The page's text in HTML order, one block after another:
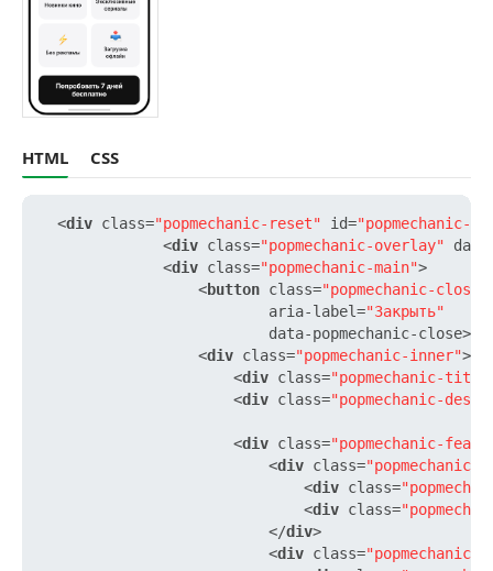
HTML CSS
<div class="popmechanic-reset" id="popmechanic-
<div class="popmechanic-overlay"
<div class="popmechanic-main">
<button class="popmechanic-
aria-label="Закрыть"
data-popmechanic-close>
<div class="popmechanic-inner">
<div class="popmechanic-
<div class="popmechanic-
<div class="popmechanic-
<div class="popmechanic-
<div class=
<div class=
</div>
<div class="popmechanic-